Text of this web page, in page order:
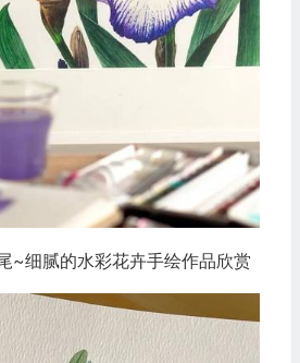
~细腻的水彩花卉手绘作品欣赏